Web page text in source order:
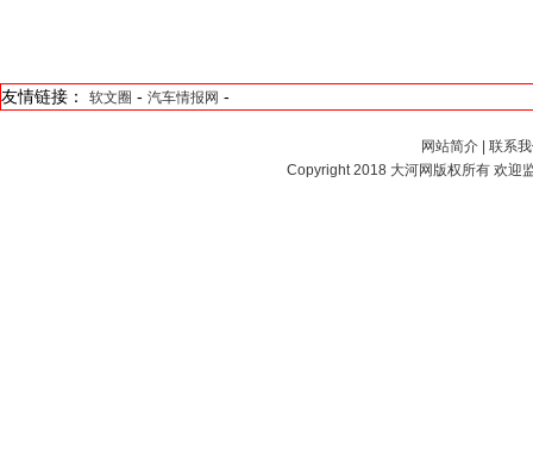
友情链接： 软文圈 - 汽车情报网 -
网站简介
联系
Copyright 2018 大河网 版权所有 欢迎